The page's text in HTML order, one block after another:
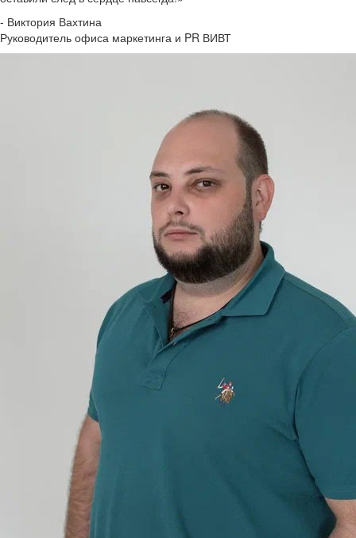
- Виктория Вахтина
Руководитель офиса маркетинга и PR ВИВТ